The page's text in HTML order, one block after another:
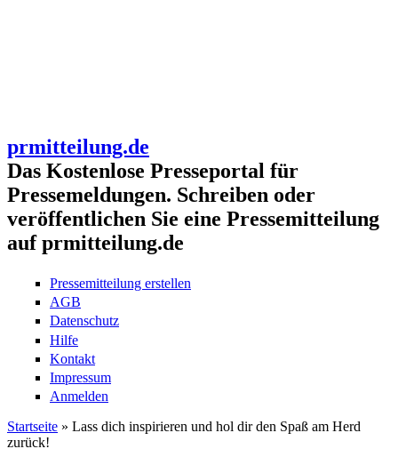
prmitteilung.de
Das Kostenlose Presseportal für
Pressemeldungen. Schreiben oder
veröffentlichen Sie eine Pressemitteilung
auf prmitteilung.de
Pressemitteilung erstellen
AGB
Datenschutz
Hilfe
Kontakt
Impressum
Anmelden
Sie sind hier
Startseite » Lass dich inspirieren und hol dir den Spaß am Herd
zurück!